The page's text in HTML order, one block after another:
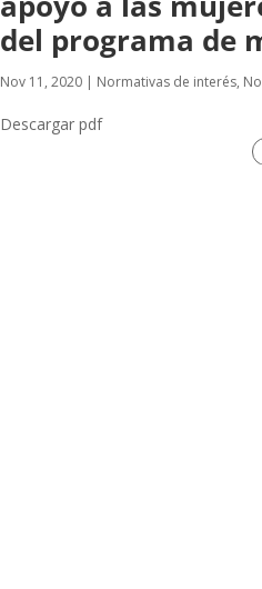
del programa de
Nov 11, 2020 | Normativas de interés,
Descargar pdf